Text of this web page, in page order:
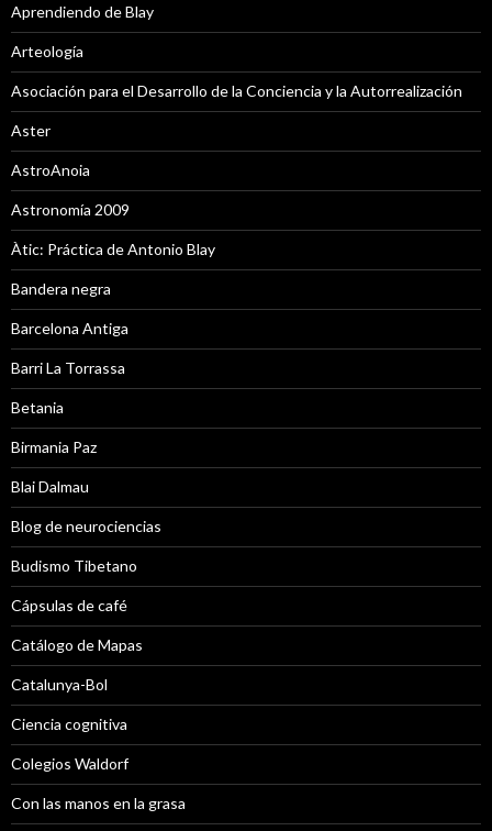
Aprendiendo de Blay
Arteología
Asociación para el Desarrollo de la Conciencia y la Autorrealización
Aster
AstroAnoia
Astronomía 2009
Àtic: Práctica de Antonio Blay
Bandera negra
Barcelona Antiga
Barri La Torrassa
Betania
Birmania Paz
Blai Dalmau
Blog de neurociencias
Budismo Tibetano
Cápsulas de café
Catálogo de Mapas
Catalunya-Bol
Ciencia cognitiva
Colegios Waldorf
Con las manos en la grasa